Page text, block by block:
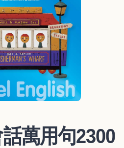
萬用句2300